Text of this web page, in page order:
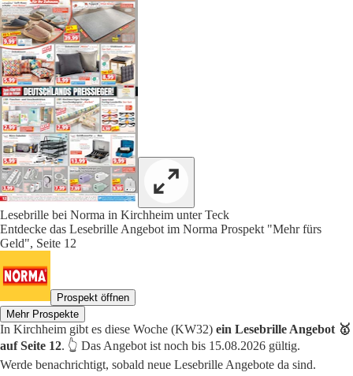
Lesebrille bei Norma in Kirchheim unter Teck
Entdecke das Lesebrille Angebot im Norma Prospekt "Mehr fürs
Geld", Seite 12
Prospekt öffnen
Mehr Prospekte
In Kirchheim gibt es diese Woche (KW32) ein Lesebrille Angebot 🥇
auf Seite 12. 👆 Das Angebot ist noch bis 15.08.2026 gültig.
Werde benachrichtigt, sobald neue Lesebrille Angebote da sind.